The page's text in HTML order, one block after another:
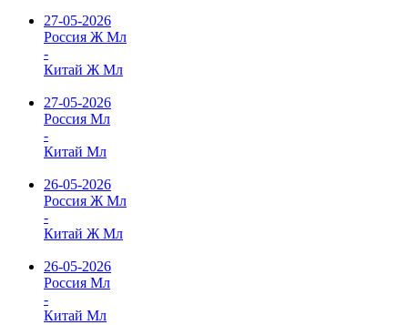
27-05-2026
Россия Ж Мл
-
Китай Ж Мл
27-05-2026
Россия Мл
-
Китай Мл
26-05-2026
Россия Ж Мл
-
Китай Ж Мл
26-05-2026
Россия Мл
-
Китай Мл